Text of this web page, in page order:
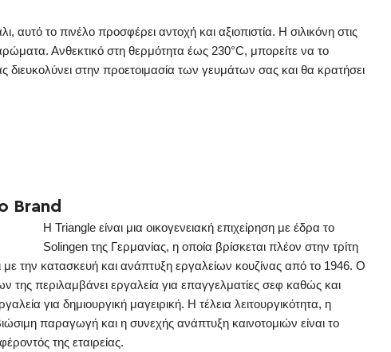
αυτό το πινέλο προσφέρει αντοχή και αξιοπιστία. Η σιλικόνη στις
Ανθεκτικό στη θερμότητα έως 230°C, μπορείτε να το
στην προετοιμασία των γευμάτων σας και θα κρατήσει
Brand
Η Triangle είναι μια οικογενειακή επιχείρηση με έδρα το
Solingen της Γερμανίας, η οποία βρίσκεται πλέον στην τρίτη
με την κατασκευή και ανάπτυξη εργαλείων κουζίνας από το 1946. Ο
της περιλαμβάνει εργαλεία για επαγγελματίες σεφ καθώς και
για δημιουργική μαγειρική. Η τέλεια λειτουργικότητα, η
παραγωγή και η συνεχής ανάπτυξη καινοτομιών είναι το
της εταιρείας.